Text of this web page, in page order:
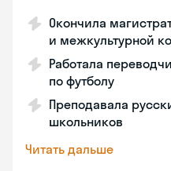
Окончила
и межкультурной
Работала
по футболу
Преподавала
школьников
Читать дальше